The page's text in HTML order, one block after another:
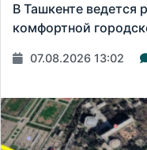
В Ташкенте ведется
комфортной
07.08.2026 13:02